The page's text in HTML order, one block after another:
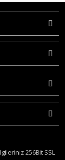
256Bit SSL